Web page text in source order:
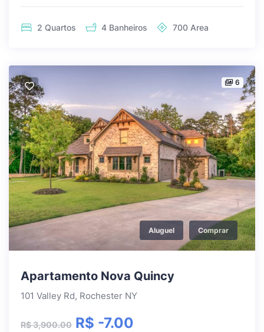
2 Quartos 4 Banheiros 700 Area
6
Aluguel Comprar
Apartamento Nova Quincy
101 Valley Rd, Rochester NY
R$ 3,900.00 R$ -7.00